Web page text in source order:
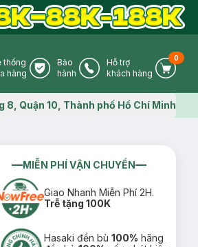
Icon
thống
hàng
Warranty Icon
Bảo
hành
Phone Icon
Hỗ trợ
khách hàng
Cart
0
Map icon
8, Quận 10, Thành phố Hồ Chí Minh
MIỄN PHÍ VẬN CHUYỂN
Giao Nhanh Miễn Phí 2H.
Trễ tặng 100K
Hasaki đền bù100% hãng